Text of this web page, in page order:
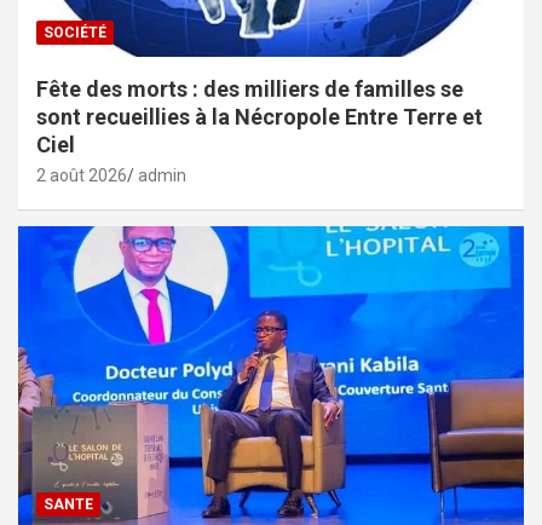
SOCIÉTÉ
Fête des morts : des milliers de familles se
sont recueillies à la Nécropole Entre Terre et
Ciel
2 août 2026 admin
SANTE